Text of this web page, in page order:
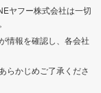
ヤフー株式会社は一切
情報を確認し、各会社
らかじめご了承くださ